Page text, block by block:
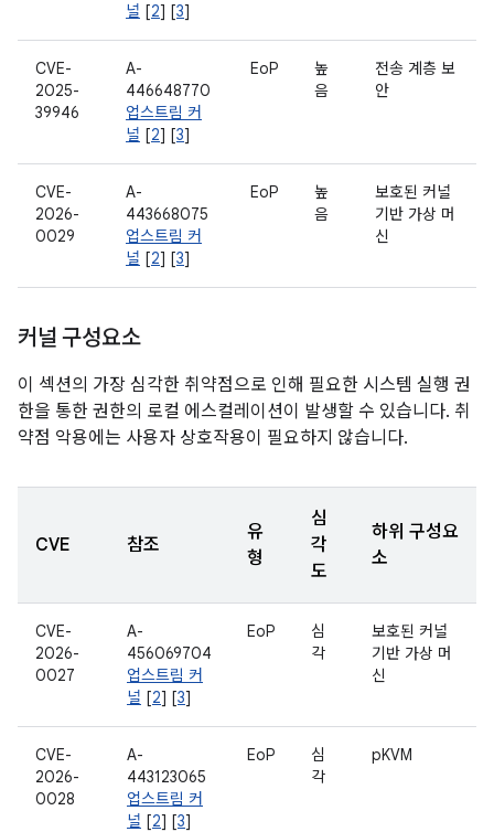
널 [2] [3]
CVE-
2025-
39946
A-
446648770
업스트림 커
널 [2] [3]
EoP
높
음
전송 계층 보
안
CVE-
2026-
0029
A-
443668075
업스트림 커
널 [2] [3]
EoP
높
음
보호된 커널
기반 가상 머
신
커널 구성요소
이 섹션의 가장 심각한 취약점으로 인해 필요한 시스템 실행 권
한을 통한 권한의 로컬 에스컬레이션이 발생할 수 있습니다. 취
약점 악용에는 사용자 상호작용이 필요하지 않습니다.
CVE 참조
유
형
심
각
도
하위 구성요
소
CVE-
2026-
0027
A-
456069704
업스트림 커
널 [2] [3]
EoP
심
각
보호된 커널
기반 가상 머
신
CVE-
2026-
0028
A-
443123065
업스트림 커
널 [2] [3]
EoP
심
각
pKVM